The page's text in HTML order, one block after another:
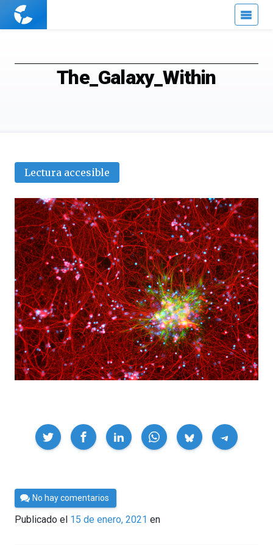
Cuaderno
The_Galaxy_Within
Lectura accesible
Compartir
Por
César
Tomé
No hay comentarios
Publicado el 15 de enero, 2021 en